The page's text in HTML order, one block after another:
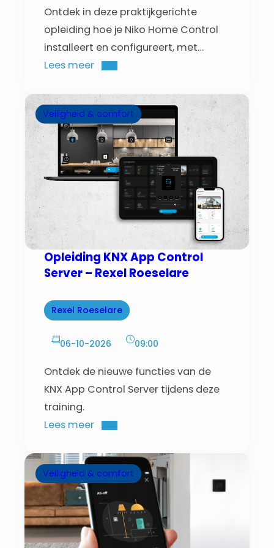
Ontdek in deze praktijkgerichte
opleiding hoe je Niko Home Control
installeert en configureert, met
hands-on oefeningen en begeleiding
Lees meer
Veiligheid & comfort
Opleiding KNX App Control
Server – Rexel Roeselare
Rexel Roeselare
06-10-2026 09:00
Ontdek de nieuwe functies van de
KNX App Control Server tijdens deze
training.
Lees meer
Veiligheid & comfort